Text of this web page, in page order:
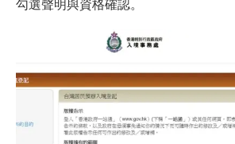
勾選聲明與資格確認。